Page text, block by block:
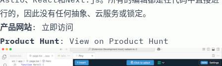
行的，因此没有任何抽象、云服务或锁定。
产品网站: 立即访问
Product Hunt : View on Product Hunt